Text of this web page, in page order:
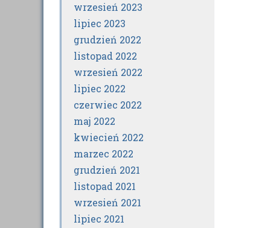
wrzesień 2023
lipiec 2023
grudzień 2022
listopad 2022
wrzesień 2022
lipiec 2022
czerwiec 2022
maj 2022
kwiecień 2022
marzec 2022
grudzień 2021
listopad 2021
wrzesień 2021
lipiec 2021